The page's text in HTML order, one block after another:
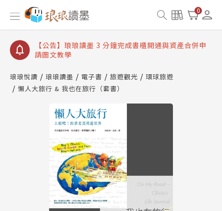
0
【公告】琅琅讀墨數位閱讀資產合併與書櫃開通申請
【公告】琅琅讀墨書櫃開通常見問題
【公告】琅琅讀墨 3 分鐘完成書櫃開通與資產合併申
請圖文教學
查詢
【公告】琅琅讀墨數位閱讀資產合併與書櫃開通申請
琅琅悅讀 琅琅讀墨 電子書 旅遊觀光
環球旅遊
懶人大旅行 & 我也在旅行（套書）